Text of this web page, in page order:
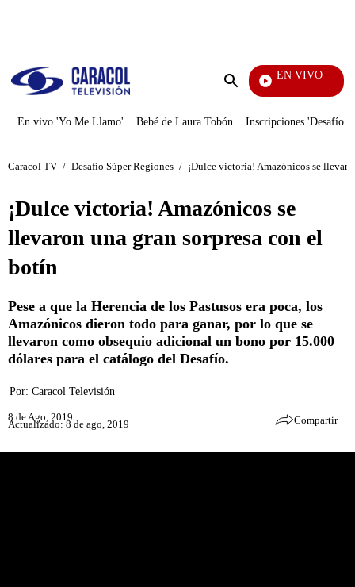
Enviar
EN VIVO
Se
En vivo 'Yo Me Llamo' Bebé de Laura Tobón Inscripciones 'Desafío'
Caracol TV / Desafío Súper Regiones / ¡Dulce victoria! Amazónicos se
¡Dulce victoria! Amazónicos se
llevaron una gran sorpresa con el
botín
Pese a que la Herencia de los Pastusos era poca, los
Amazónicos dieron todo para ganar, por lo que se
llevaron como obsequio adicional un bono por 15.000
dólares para el catálogo del Desafío.
Por: Caracol Televisión
8 de Ago, 2019
Actualizado: 8 de ago, 2019 Compartir